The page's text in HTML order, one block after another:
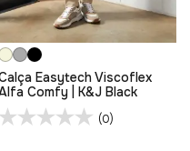
Easytech Viscoflex
Comfy | K&J Black
(0)